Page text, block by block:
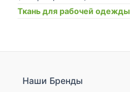
Ткань для рабочей одежды
Наши Бренды